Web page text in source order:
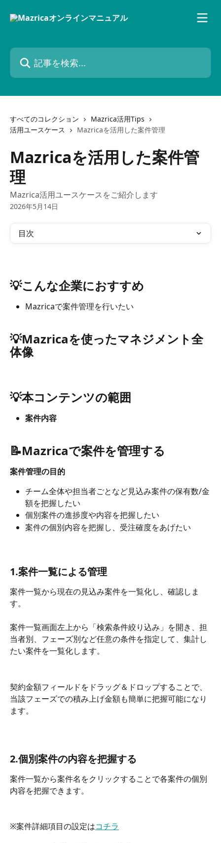
記事を検索...
すべてのコレクション
Mazrica活用Tips
活用ユースケース
Mazricaを活用した案件管理
Mazricaを活用した案件管
理
Mazrica活用ユースケースをご紹介します
2026年5月14日
目次
💡こんな企業におすすめ
Mazricaで案件管理を行いたい
💡Mazricaを使ったマネジメント全
体像
💡本コンテンツの範囲
案件内容
📝Mazricaで案件を管理する
案件管理の目的
チーム全体や担当者ごとなど見込み案件の保有数/金
額を把握したい
個別案件の進捗度や内容を把握したい
案件の個別内容を把握し、受注確度をあげたい
1.案件一覧による管理
案件一覧から現在の見込み案件を一覧化し、確認しま
す。
案件一覧画面左上から「検索条件絞り込み」を開き、担
当者別、フェーズ別など任意の条件を指定して、集計し
たい案件を一覧化します。
契約金額フィールドをドラッグ＆ドロップすることで、
当該フェーズでの積み上げ金額も簡単に把握可能になり
ます。
2.個別案件の内容を把握する
案件一覧から案件名をクリックすることで各案件の個別
内容を把握できます。
※案件詳細項目の設定はコチラ